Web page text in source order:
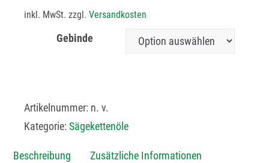
inkl. MwSt. zzgl.Versandkosten
Gebinde
Artikelnummer: n. v.
Kategorie:Sägekettenöle
Beschreibung Zusätzliche Informationen